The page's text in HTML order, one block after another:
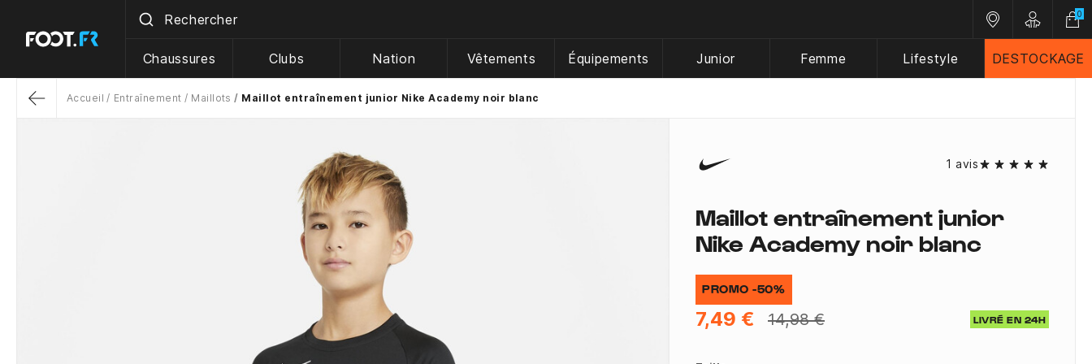
Nos magasins
Customer
0
Chaussures Clubs Nation Vêtements Équipements Junior Femme Lifestyle DESTOCKAGE
Accueil Entraînement Maillots Maillot entraînement junior Nike Academy noir blanc
1 avis
Maillot entraînement junior
Nike Academy noir blanc
PROMO -50%
7,49 € 14,98 € LIVRÉ EN 24H